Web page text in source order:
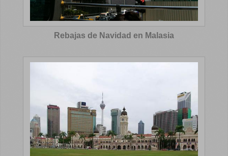
Rebajas de Navidad en Malasia